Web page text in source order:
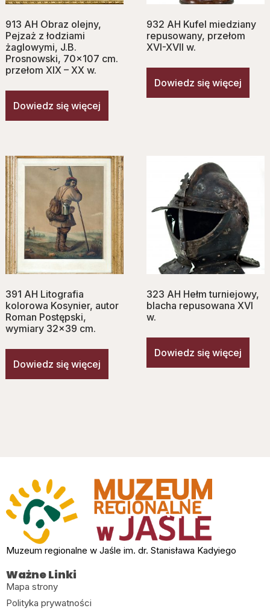
913 AH Obraz olejny,
Pejzaż z łodziami
żaglowymi, J.B.
Prosnowski, 70×107 cm.
przełom XIX – XX w.
Dowiedz się więcej
932 AH Kufel miedziany
repusowany, przełom
XVI-XVII w.
Dowiedz się więcej
391 AH Litografia
kolorowa Kosynier, autor
Roman Postępski,
wymiary 32×39 cm.
Dowiedz się więcej
323 AH Hełm turniejowy,
blacha repusowana XVI
w.
Dowiedz się więcej
Muzeum regionalne w Jaśle im. dr. Stanisława Kadyiego
Ważne Linki
Mapa strony
Polityka prywatności